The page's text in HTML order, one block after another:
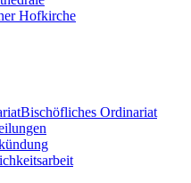
Hofkirche
Bischöfliches Ordinariat